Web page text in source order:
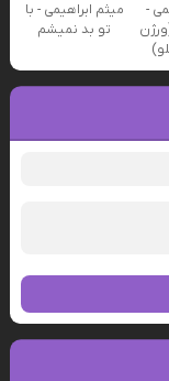
-
میثم ابراهیمی - با
تو بد نمیشم